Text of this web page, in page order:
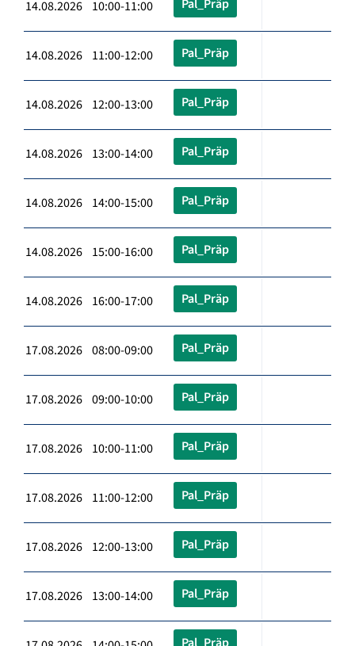
14.08.2026 10:00-11:00 Pal_Präp
14.08.2026 11:00-12:00 Pal_Präp
14.08.2026 12:00-13:00 Pal_Präp
14.08.2026 13:00-14:00 Pal_Präp
14.08.2026 14:00-15:00 Pal_Präp
14.08.2026 15:00-16:00 Pal_Präp
14.08.2026 16:00-17:00 Pal_Präp
17.08.2026 08:00-09:00 Pal_Präp
17.08.2026 09:00-10:00 Pal_Präp
17.08.2026 10:00-11:00 Pal_Präp
17.08.2026 11:00-12:00 Pal_Präp
17.08.2026 12:00-13:00 Pal_Präp
17.08.2026 13:00-14:00 Pal_Präp